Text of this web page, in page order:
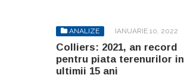
ANALIZE IANUARIE 10, 2022
Colliers: 2021, an record
pentru piata terenurilor in
ultimii 15 ani